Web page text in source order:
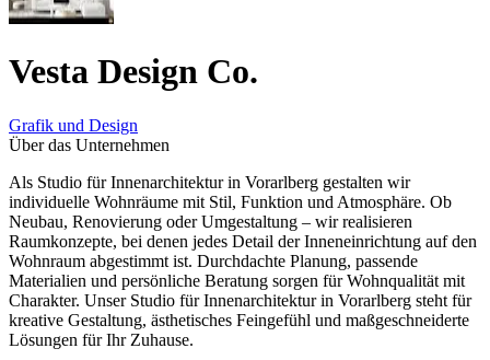
Vesta Design Co.
Grafik und Design
Über das Unternehmen
Als Studio für Innenarchitektur in Vorarlberg gestalten wir
individuelle Wohnräume mit Stil, Funktion und Atmosphäre. Ob
Neubau, Renovierung oder Umgestaltung – wir realisieren
Raumkonzepte, bei denen jedes Detail der Inneneinrichtung auf den
Wohnraum abgestimmt ist. Durchdachte Planung, passende
Materialien und persönliche Beratung sorgen für Wohnqualität mit
Charakter. Unser Studio für Innenarchitektur in Vorarlberg steht für
kreative Gestaltung, ästhetisches Feingefühl und maßgeschneiderte
Lösungen für Ihr Zuhause.